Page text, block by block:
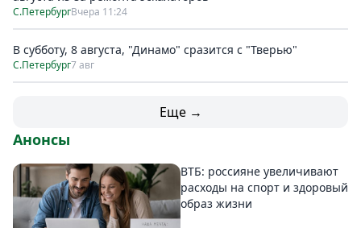
С.ПетербургВчера 11:24
В субботу, 8 августа, "Динамо" сразится с "Тверью"
С.Петербург7 авг
Еще →
Анонсы
ВТБ: россияне увеличивают
расходы на спорт и здоровый
образ жизни